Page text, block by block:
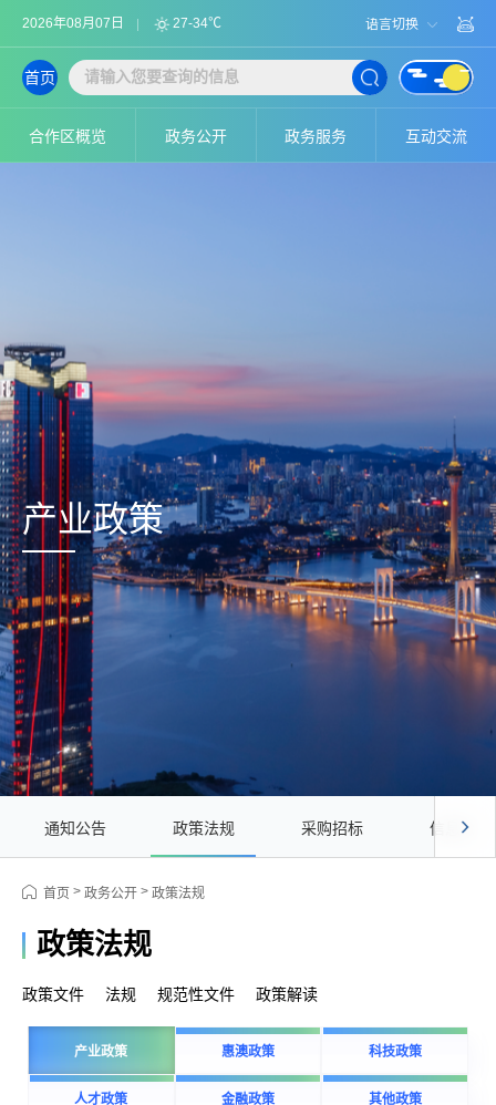
2026年08月07日 27-34℃ 语言切换
合作区概览 政务公开 政务服务 互动交流
首页
产业政策
通知公告 政策法规 采购招标 信息公开
首页 > 政务公开 > 政策法规
政策法规
政策文件 法规 规范性文件 政策解读
产业政策 惠澳政策 科技政策
人才政策 金融政策 其他政策